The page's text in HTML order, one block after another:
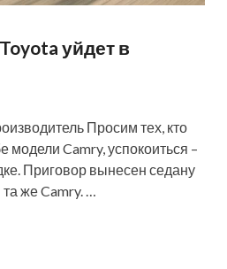
уйдет в
Просим тех, кто
модели Camry, успокоиться –
Приговор вынесен седану
же Camry. …